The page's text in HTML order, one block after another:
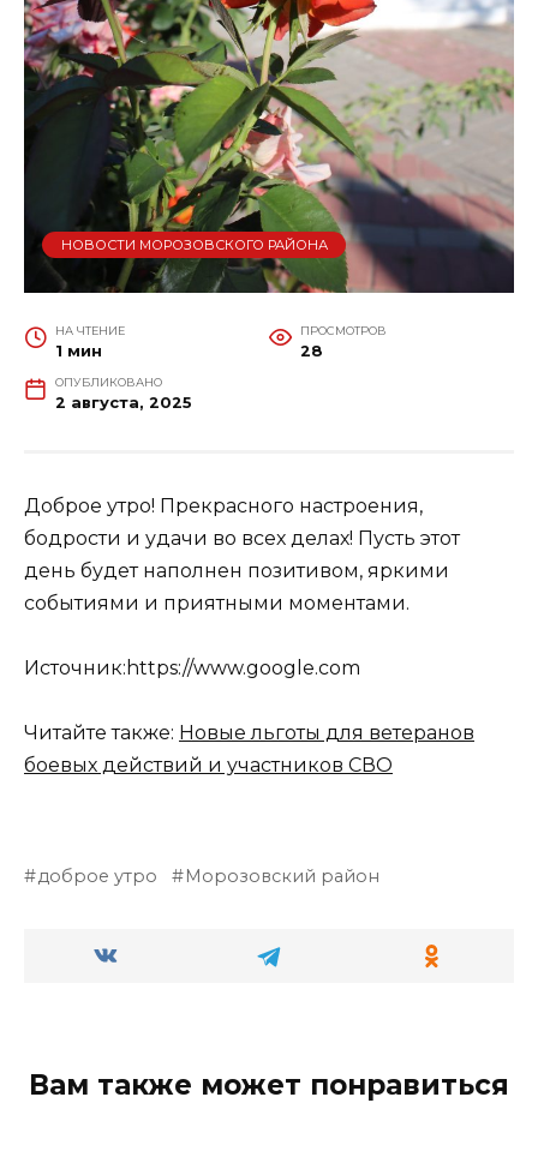
НОВОСТИ МОРОЗОВСКОГО РАЙОНА
НА ЧТЕНИЕ
1 мин
ПРОСМОТРОВ
28
ОПУБЛИКОВАНО
2 августа, 2025
Доброе утро! Прекрасного настроения,
бодрости и удачи во всех делах! Пусть этот
день будет наполнен позитивом, яркими
событиями и приятными моментами.
Источник:https://www.google.com
Читайте также: Новые льготы для ветеранов
боевых действий и участников СВО
доброе утро Морозовский район
Вам также может понравиться